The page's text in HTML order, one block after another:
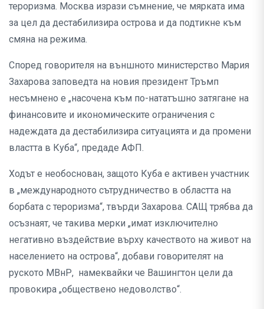
тероризма. Москва изрази съмнение, че мярката има
за цел да дестабилизира острова и да подтикне към
смяна на режима.
Според говорителя на външното министерство Мария
Захарова заповедта на новия президент Тръмп
несъмнено е „насочена към по-нататъшно затягане на
финансовите и икономическите ограничения с
надеждата да дестабилизира ситуацията и да промени
властта в Куба“, предаде АФП.
Ходът е необоснован, защото Куба е активен участник
в „международното сътрудничество в областта на
борбата с тероризма“, твърди Захарова. САЩ трябва да
осъзнаят, че такива мерки „имат изключително
негативно въздействие върху качеството на живот на
населението на острова“, добави говорителят на
руското МВнР, намеквайки че Вашингтон цели да
провокира „обществено недоволство“.